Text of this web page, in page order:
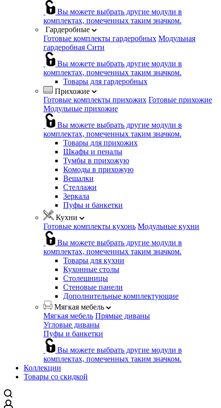
Вы можете выбрать другие модули в
комплектах, помеченных таким значком.
Гардеробные
Готовые комплекты гардеробных Модульная
гардеробная Сити
Вы можете выбрать другие модули в
комплектах, помеченных таким значком.
Товары для гардеробных
Прихожие
Готовые комплекты прихожих Готовые прихожие
Модульные прихожие
Вы можете выбрать другие модули в
комплектах, помеченных таким значком.
Товары для прихожих
Шкафы и пеналы
Тумбы в прихожую
Комоды в прихожую
Вешалки
Стеллажи
Зеркала
Пуфы и банкетки
Кухни
Готовые комплекты кухонь Модульные кухни
Вы можете выбрать другие модули в
комплектах, помеченных таким значком.
Товары для кухни
Кухонные столы
Столешницы
Стеновые панели
Дополнительные комплектующие
Мягкая мебель
Мягкая мебель Прямые диваны
Угловые диваны
Пуфы и банкетки
Вы можете выбрать другие модули в
комплектах, помеченных таким значком.
Коллекции
Товары со скидкой